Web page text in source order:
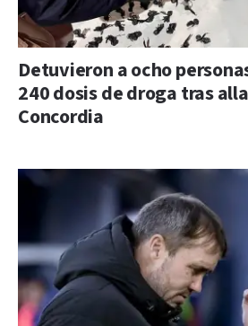
Detuvieron a ocho
240 dosis de droga tras
Concordia